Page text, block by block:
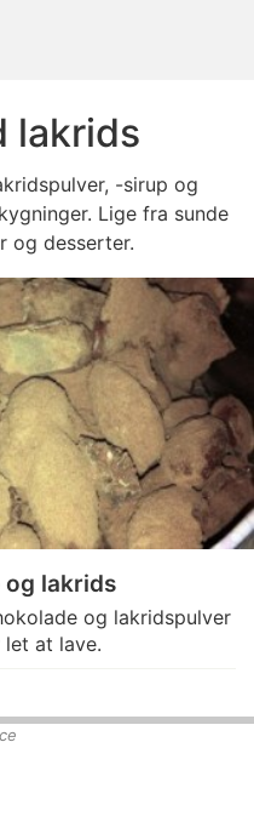
lakrids
-sirup og
Lige fra sunde
og desserter.
og lakrids
og lakridspulver
at lave.